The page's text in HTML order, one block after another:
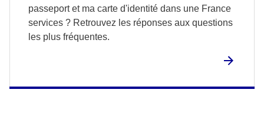
passeport et ma carte d'identité dans une France
services ? Retrouvez les réponses aux questions
les plus fréquentes.